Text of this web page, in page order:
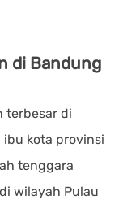
di Bandung
terbesar di
ibu kota provinsi
tenggara
wilayah Pulau